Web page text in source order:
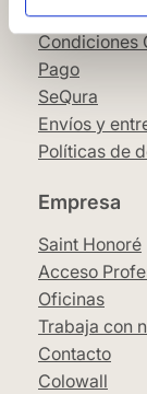
Aviso Legal
Condiciones
Pago
SeQura
Envíos y
Políticas de
Empresa
Saint Honoré
Acceso
Oficinas
Trabaja con
Contacto
Colowall